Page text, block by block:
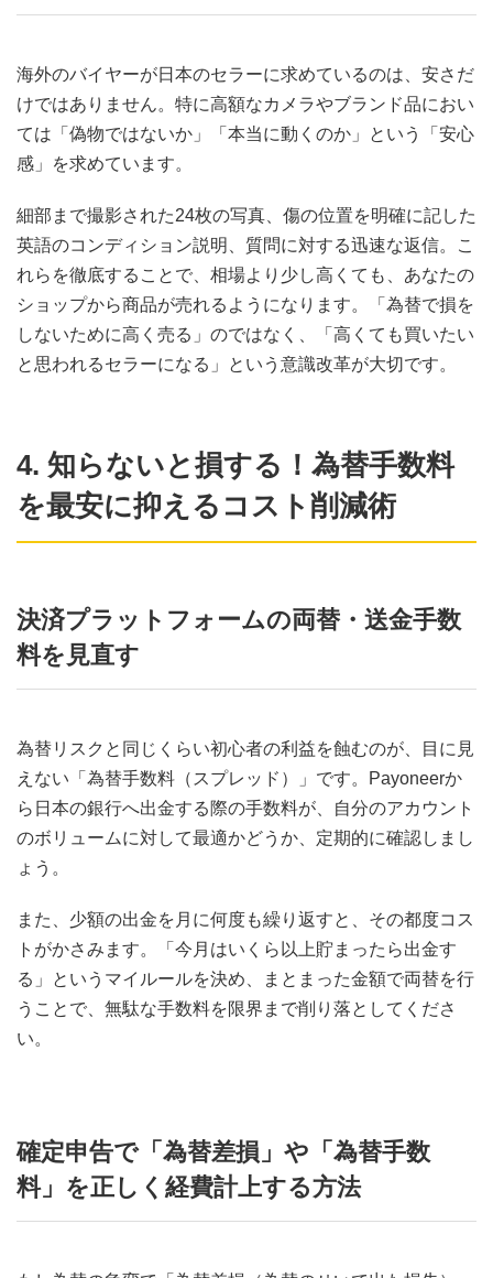
海外のバイヤーが日本のセラーに求めているのは、安さだ
けではありません。特に高額なカメラやブランド品におい
ては「偽物ではないか」「本当に動くのか」という「安心
感」を求めています。
細部まで撮影された24枚の写真、傷の位置を明確に記した
英語のコンディション説明、質問に対する迅速な返信。こ
れらを徹底することで、相場より少し高くても、あなたの
ショップから商品が売れるようになります。「為替で損を
しないために高く売る」のではなく、「高くても買いたい
と思われるセラーになる」という意識改革が大切です。
4. 知らないと損する！為替手数料
を最安に抑えるコスト削減術
決済プラットフォームの両替・送金手数
料を見直す
為替リスクと同じくらい初心者の利益を蝕むのが、目に見
えない「為替手数料（スプレッド）」です。Payoneerか
ら日本の銀行へ出金する際の手数料が、自分のアカウント
のボリュームに対して最適かどうか、定期的に確認しまし
ょう。
また、少額の出金を月に何度も繰り返すと、その都度コス
トがかさみます。「今月はいくら以上貯まったら出金す
る」というマイルールを決め、まとまった金額で両替を行
うことで、無駄な手数料を限界まで削り落としてくださ
い。
確定申告で「為替差損」や「為替手数
料」を正しく経費計上する方法